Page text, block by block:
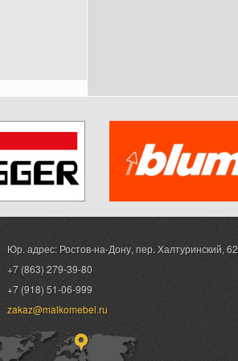
Юр. адрес: Ростов-на-Дону,пер. Халтуринский, 62
+7 (863) 279-39-80
+7 (918) 51-06-999
zakaz@malkomebel.ru